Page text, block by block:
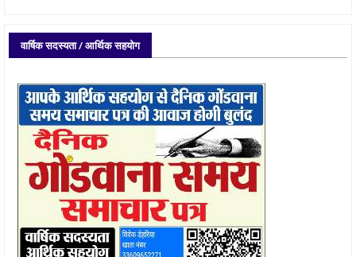
वार्षिक सदस्यता / आर्थिक सहयोग